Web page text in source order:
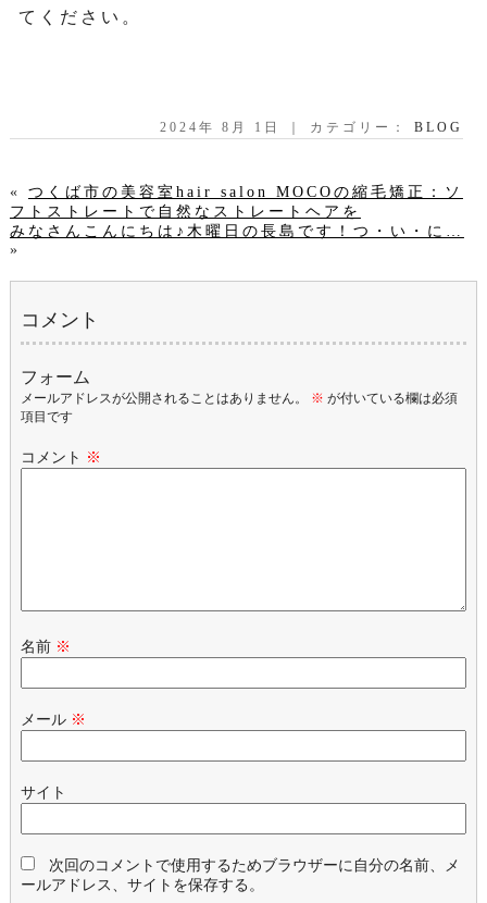
てください。
2024年 8月 1日 ｜ カテゴリー：BLOG
« つくば市の美容室hair salon MOCOの縮毛矯正：ソ
フトストレートで自然なストレートヘアを
みなさんこんにちは♪木曜日の長島です！つ・い・に…
»
コメント
フォーム
メールアドレスが公開されることはありません。 ※ が付いている欄は必須
項目です
コメント ※
名前 ※
メール ※
サイト
次回のコメントで使用するためブラウザーに自分の名前、メ
ールアドレス、サイトを保存する。